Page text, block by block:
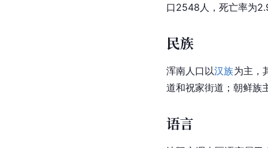
口2548人，死亡率为
民族
浑南人口以汉族为主，
道和祝家街道；朝鲜族
语言